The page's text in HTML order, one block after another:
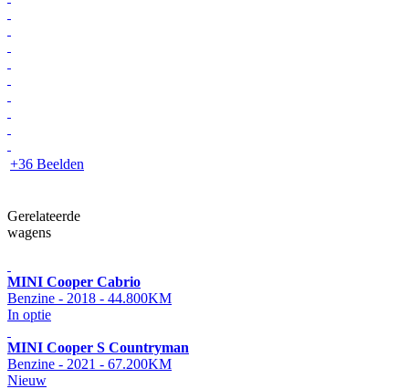
+36 Beelden
Gerelateerde
wagens
MINI Cooper Cabrio
Benzine - 2018 - 44.800KM
In optie
MINI Cooper S Countryman
Benzine - 2021 - 67.200KM
Nieuw